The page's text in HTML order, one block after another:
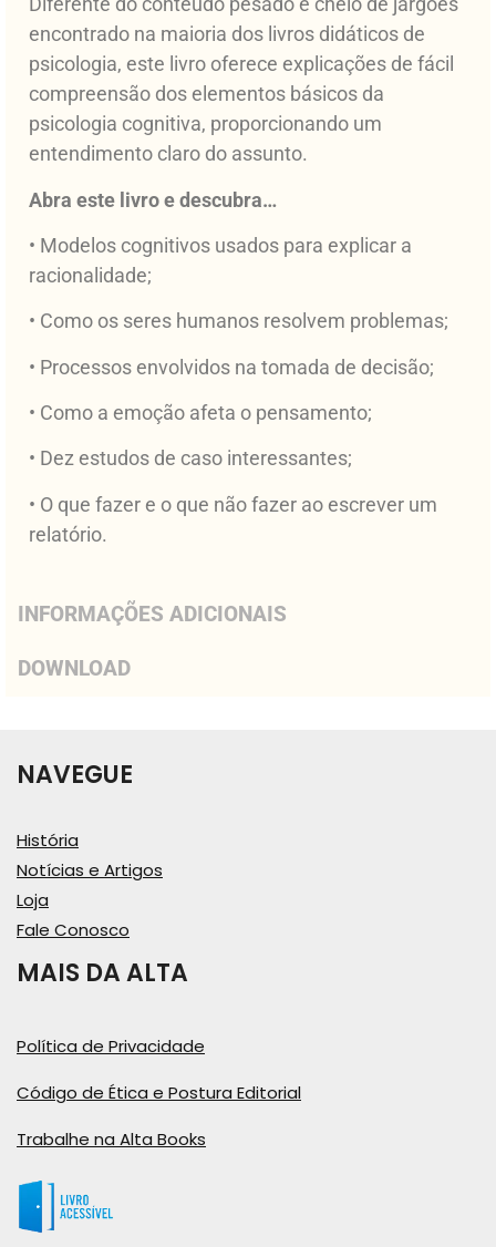
encontrado na maioria dos livros didáticos de
psicologia, este livro oferece explicações de fácil
compreensão dos elementos básicos da
psicologia cognitiva, proporcionando um
entendimento claro do assunto.
Abra este livro e descubra…
• Modelos cognitivos usados para explicar a
racionalidade;
• Como os seres humanos resolvem problemas;
• Processos envolvidos na tomada de decisão;
• Como a emoção afeta o pensamento;
• Dez estudos de caso interessantes;
• O que fazer e o que não fazer ao escrever um
relatório.
INFORMAÇÕES ADICIONAIS
DOWNLOAD
NAVEGUE
História
Notícias e Artigos
Loja
Fale Conosco
MAIS DA ALTA
Política de Privacidade
Código de Ética e Postura Editorial
Trabalhe na Alta Books